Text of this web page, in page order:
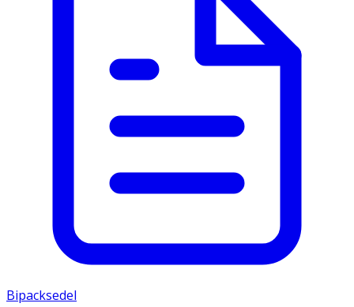
Bipacksedel